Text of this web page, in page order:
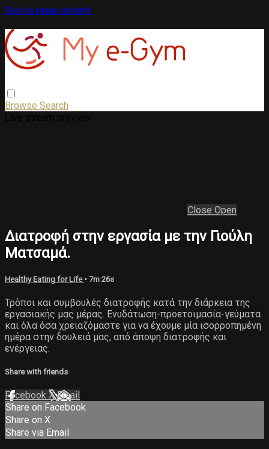
Skip to main content
Browse Search
Close Open
Διατροφή στην εργασία με την Γιούλη
Ματσαμά.
Healthy Eating for Life • 7m 26s
Τρόποι και συμβουλές διατροφής κατά την διάρκεια της
εργασιακής μας μέρας. Ενυδάτωση-προετοιμασία-γεύματα
και όλα όσα χρειαζόμαστε για να έχουμε μία ισορροπημένη
ημέρα στην δουλειά μας, από άποψη διατροφής και
ενέργειας.
Share with friends
Facebook XEmail
Share on Facebook
Share on X
Share via Email